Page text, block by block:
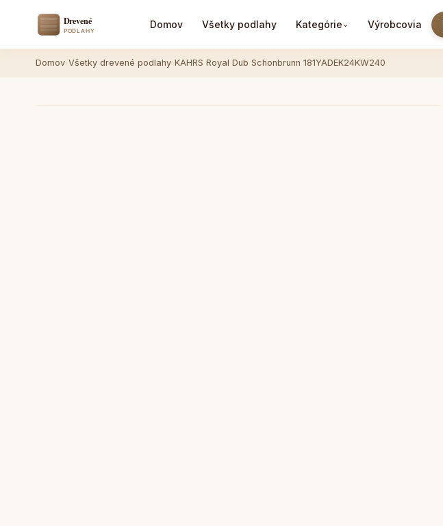
Domov Všetky podlahy Kategórie ⌄ Výrobcovia
Domov Všetky drevené podlahy KAHRS Royal Dub Schonbrunn 181YADEK24KW240